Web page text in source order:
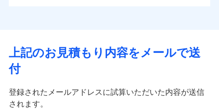
上記のお見積もり内容をメールで送
付
登録されたメールアドレスに試算いただいた内容が送信
されます。